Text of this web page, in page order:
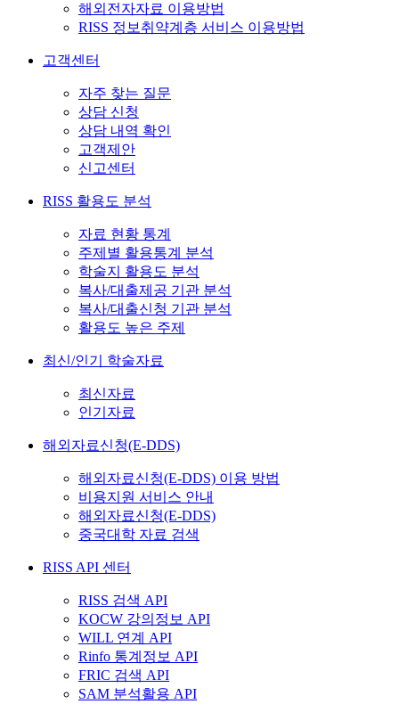
해외전자자료 이용방법
RISS 정보취약계층 서비스 이용방법
고객센터
자주 찾는 질문
상담 신청
상담 내역 확인
고객제안
신고센터
RISS 활용도 분석
자료 현황 통계
주제별 활용통계 분석
학술지 활용도 분석
복사/대출제공 기관 분석
복사/대출신청 기관 분석
활용도 높은 주제
최신/인기 학술자료
최신자료
인기자료
해외자료신청(E-DDS)
해외자료신청(E-DDS) 이용 방법
비용지원 서비스 안내
해외자료신청(E-DDS)
중국대학 자료 검색
RISS API 센터
RISS 검색 API
KOCW 강의정보 API
WILL 연계 API
Rinfo 통계정보 API
FRIC 검색 API
SAM 분석활용 API